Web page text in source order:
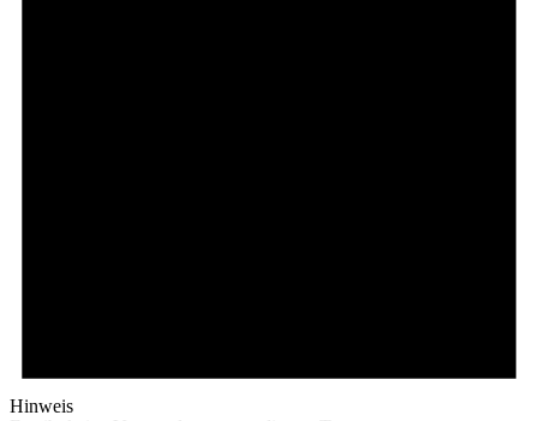
Hinweis